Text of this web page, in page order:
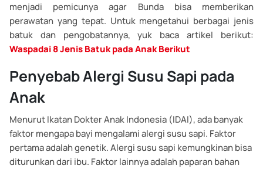
menjadi pemicunya agar Bunda bisa memberikan
perawatan yang tepat. Untuk mengetahui berbagai jenis
batuk dan pengobatannya, yuk baca artikel berikut:
Waspadai 8 Jenis Batuk pada Anak Berikut
Penyebab Alergi Susu Sapi pada
Anak
Menurut Ikatan Dokter Anak Indonesia (IDAI), ada banyak
faktor mengapa bayi mengalami alergi susu sapi. Faktor
pertama adalah genetik. Alergi susu sapi kemungkinan bisa
diturunkan dari ibu. Faktor lainnya adalah paparan bahan